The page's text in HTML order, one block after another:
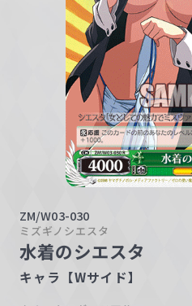
ZM/W03-030
ミズギノシエスタ
水着のシエスタ
キャラ【Wサイド】